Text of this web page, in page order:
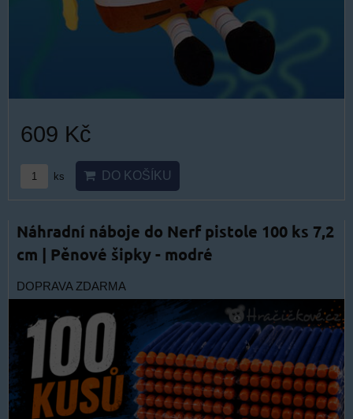
609 Kč
ks DO KOŠÍKU
Náhradní náboje do Nerf pistole 100 ks 7,2
cm | Pěnové šipky - modré
DOPRAVA ZDARMA